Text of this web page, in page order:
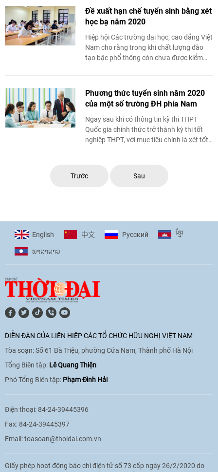
Đề xuất hạn chế tuyển sinh bằng xét
học bạ năm 2020
Hiệp hội Các trường đại học, cao đẳng Việt
Nam cho rằng trong khi chất lượng đào
tạo bậc phổ thông còn chưa được kiểm
sẽ tạo ra sự không công bằng giữa các thí
sinh.
Phương thức tuyển sinh năm 2020
của một số trường ĐH phía Nam
Ngay sau khi có thông tin kỳ thi THPT
Quốc gia chính thức trở thành kỳ thi tốt
nghiệp THPT, với mục tiêu chính là xét tốt
Trước Sau
English 中文 Pусский ខ្មែរ
ພາ​ສາ​ລາວ
DIỄN ĐÀN CỦA LIÊN HIỆP CÁC TỔ CHỨC HỮU NGHỊ VIỆT NAM
Tòa soạn: Số 61 Bà Triệu, phường Cửa Nam, Thành phố Hà Nội
Tổng Biên tập: Lê Quang Thiện
Phó Tổng Biên tập: Phạm Đình Hải
Điện thoại: 84-24-39445396
Fax: 84-24-39445397
Email:toasoan@thoidai.com.vn
Giấy phép hoạt động báo chí điện tử số 73 cấp ngày 26/2/2020 do